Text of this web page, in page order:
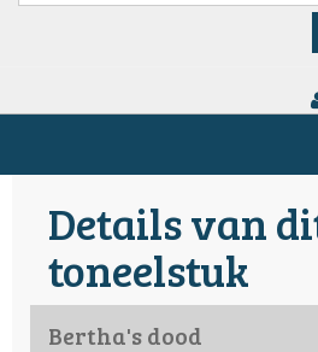
Details van
toneelstuk
Bertha's dood